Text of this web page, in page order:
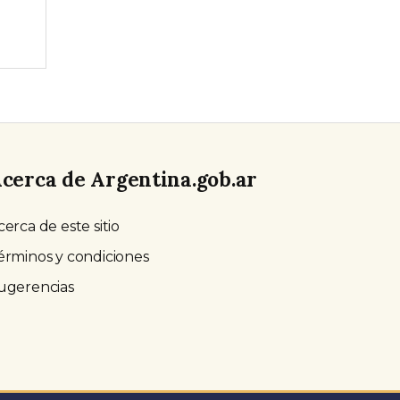
de Argentina.gob.ar
de este sitio
y condiciones